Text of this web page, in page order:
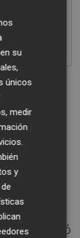
de la
Ramos y
Erling
y
de Fútbol
colaboró
su
únicos
medir
y